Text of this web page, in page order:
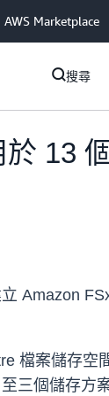
AWS Marketplace
搜尋
13
Amazon
檔案儲存空
三個儲存方